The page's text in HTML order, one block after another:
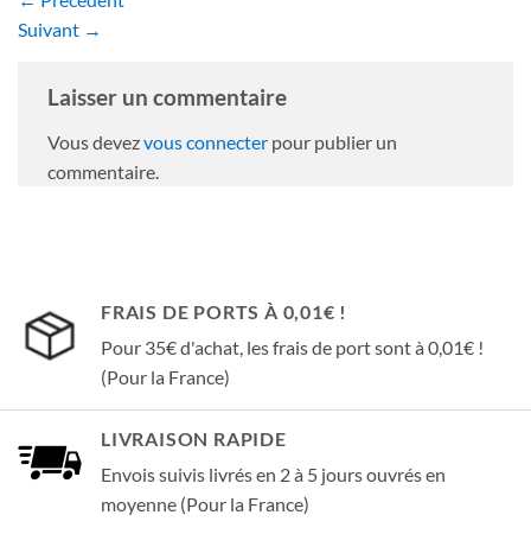
Suivant →
Laisser un commentaire
Vous devezvous connecter pour publier un
commentaire.
FRAIS DE PORTS À 0,01€ !
Pour 35€ d'achat, les frais de port sont à 0,01€ !
(Pour la France)
LIVRAISON RAPIDE
Envois suivis livrés en 2 à 5 jours ouvrés en
moyenne (Pour la France)